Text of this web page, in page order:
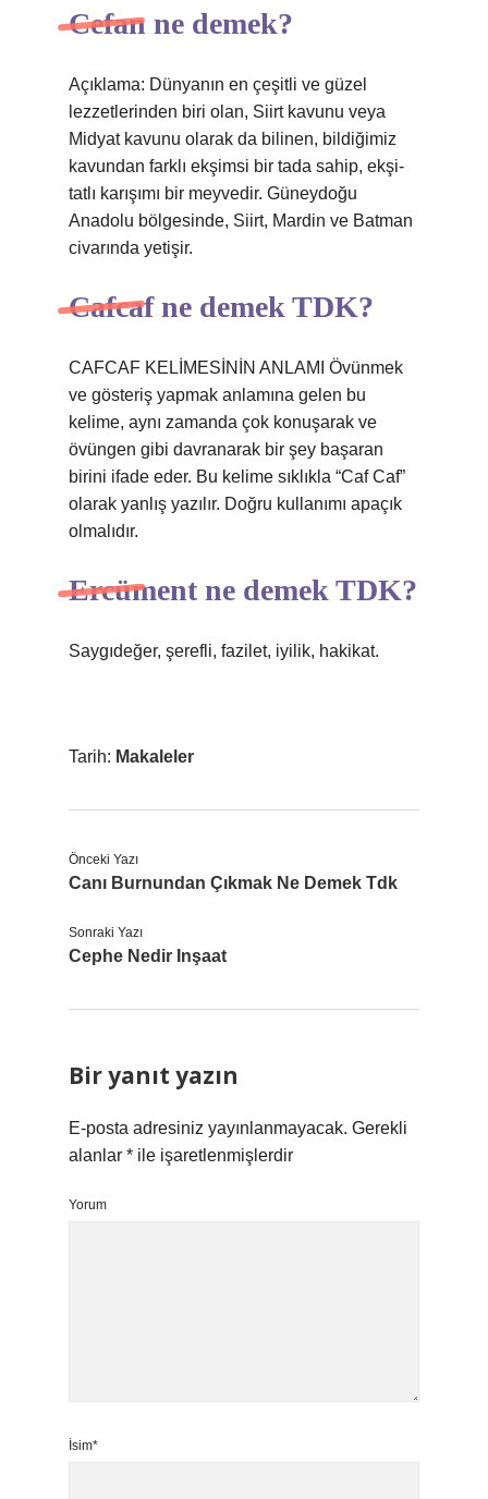
Cefan ne demek?
Açıklama: Dünyanın en çeşitli ve güzel
lezzetlerinden biri olan, Siirt kavunu veya
Midyat kavunu olarak da bilinen, bildiğimiz
kavundan farklı ekşimsi bir tada sahip, ekşi-
tatlı karışımı bir meyvedir. Güneydoğu
Anadolu bölgesinde, Siirt, Mardin ve Batman
civarında yetişir.
Cafcaf ne demek TDK?
CAFCAF KELİMESİNİN ANLAMI Övünmek
ve gösteriş yapmak anlamına gelen bu
kelime, aynı zamanda çok konuşarak ve
övüngen gibi davranarak bir şey başaran
birini ifade eder. Bu kelime sıklıkla “Caf Caf”
olarak yanlış yazılır. Doğru kullanımı apaçık
olmalıdır.
Ercüment ne demek TDK?
Saygıdeğer, şerefli, fazilet, iyilik, hakikat.
Tarih: Makaleler
Önceki Yazı
Canı Burnundan Çıkmak Ne Demek Tdk
Sonraki Yazı
Cephe Nedir Inşaat
Bir yanıt yazın
E-posta adresiniz yayınlanmayacak. Gerekli
alanlar * ile işaretlenmişlerdir
Yorum
İsim*